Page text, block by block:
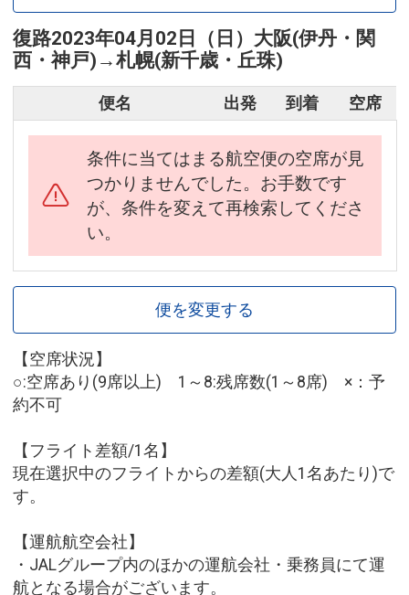
復路2023年04月02日（日） 大阪(伊丹・関
西・神戸) →札幌(新千歳・丘珠)
便名 出発 到着 空席
条件に当てはまる航空便の空席が見
つかりませんでした。お手数です
が、条件を変えて再検索してくださ
い。
便を変更する
【空席状況】
○:空席あり(9席以上) 1～8:残席数(1～8席) ×：予
約不可
【フライト差額/1名】
現在選択中のフライトからの差額(大人1名あたり)で
す。
【運航航空会社】
・JALグループ内のほかの運航会社・乗務員にて運
航となる場合がございます。